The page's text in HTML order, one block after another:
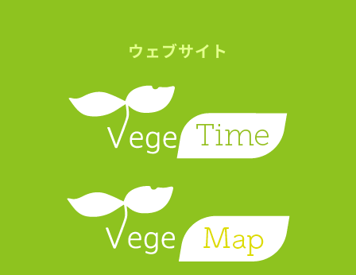
ウェブサイト